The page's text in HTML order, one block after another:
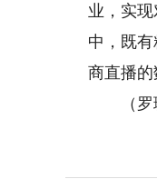
业，实
中，既
商直播的
（罗珊